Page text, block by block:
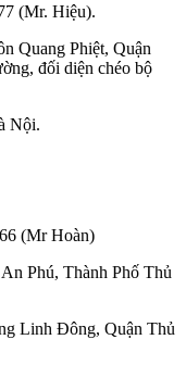
(Mr. Hiệu).
Quang Phiệt, Quận
đối diện chéo bộ
Nội.
(Mr Hoàn)
Phú, Thành Phố Thủ
Linh Đông, Quận Thủ